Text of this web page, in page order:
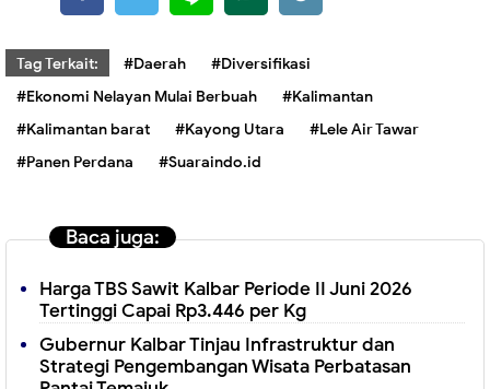
Tag Terkait: #Daerah
#Diversifikasi
#Ekonomi Nelayan Mulai Berbuah
#Kalimantan
#Kalimantan barat
#Kayong Utara
#Lele Air Tawar
#Panen Perdana
#Suaraindo.id
Baca juga:
Harga TBS Sawit Kalbar Periode II Juni 2026
Tertinggi Capai Rp3.446 per Kg
Gubernur Kalbar Tinjau Infrastruktur dan
Strategi Pengembangan Wisata Perbatasan